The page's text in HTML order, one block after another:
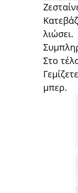
λιώσει.
Στο
μπερ.